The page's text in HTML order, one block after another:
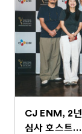
CJ ENM, 2년
심사 호스트…